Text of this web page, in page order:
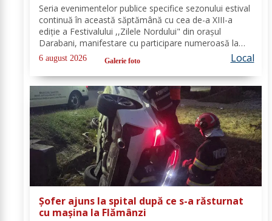
Seria evenimentelor publice specifice sezonului estival
continuă în această săptămână cu cea de-a XIII-a
ediție a Festivalului ,,Zilele Nordului" din orașul
Darabani, manifestare cu participare numeroasă la
care Inspectoratul de Jandarmi Județean Botoșani, în
cooperare cu partenerii instituționali,...
6 august 2026 Galerie foto Local
Șofer ajuns la spital după ce s-a răsturnat
cu mașina la Flămânzi